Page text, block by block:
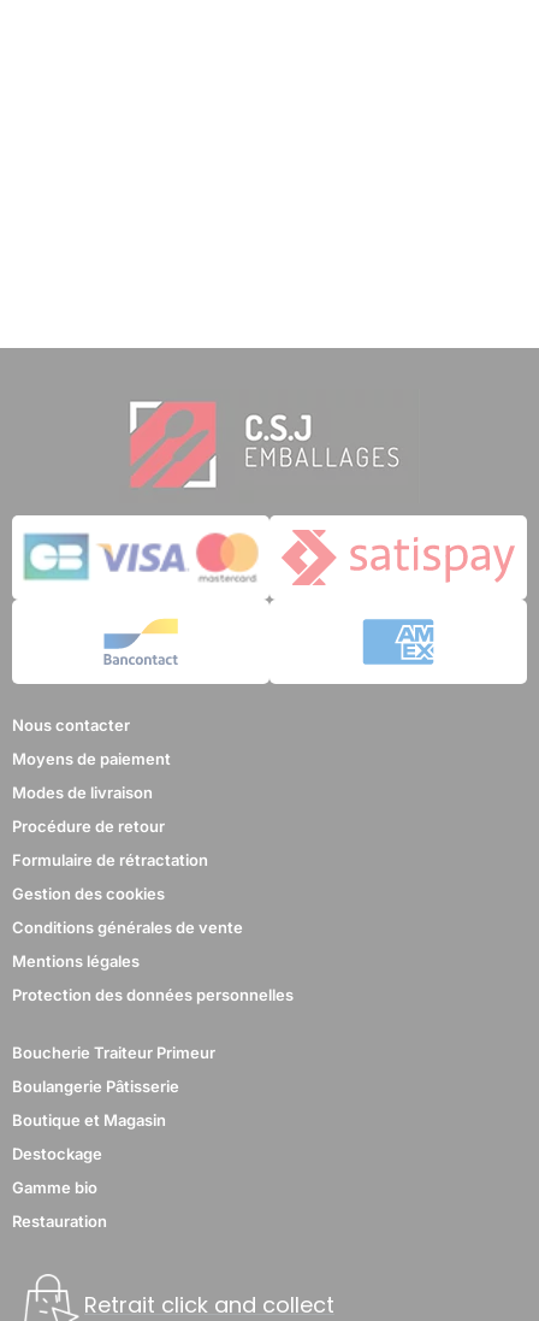
Nous contacter
Moyens de paiement
Modes de livraison
Procédure de retour
Formulaire de rétractation
Gestion des cookies
Conditions générales de vente
Mentions légales
Protection des données personnelles
Boucherie Traiteur Primeur
Boulangerie Pâtisserie
Boutique et Magasin
Destockage
Gamme bio
Restauration
Retrait click and collect